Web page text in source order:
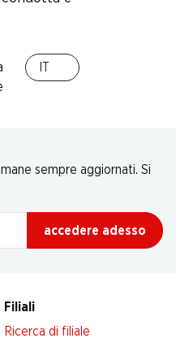
sempre aggiornati. Si
accedere adesso
Filiali
Ricerca di filiale